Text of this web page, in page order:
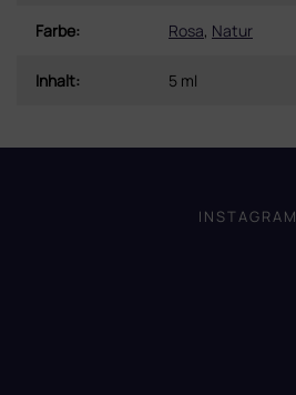
Farbe: Rosa, Natur
Inhalt: 5 ml
INSTAGRAM